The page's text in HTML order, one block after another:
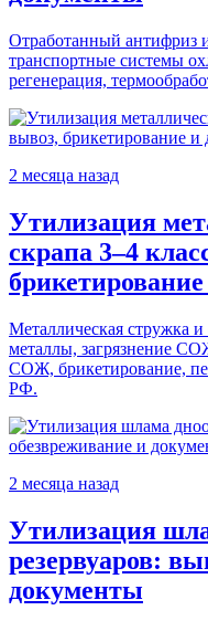
Отработанный антифриз
транспортные системы
регенерация,
2 месяца назад
Утилизация
скрапа 3–4
Металлическая стружка
металлы, загрязнение
СОЖ, брикетирование,
РФ.
2 месяца назад
Утилизация
резервуаров:
документы